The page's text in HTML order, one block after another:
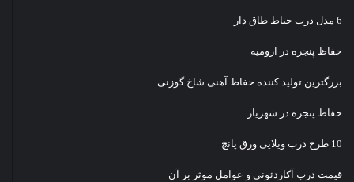
6 مدل درب حیاط طاق دار
حفاظ پنجره در ارومیه
بزرگترین تولید کننده حفاظ آهنی شاخ گوزنی
حفاظ پنجره در شهریار
10 طرح درب ویلایی ورق پانچ
قیمت درب آکاردئونی و عوامل موثر بر آن